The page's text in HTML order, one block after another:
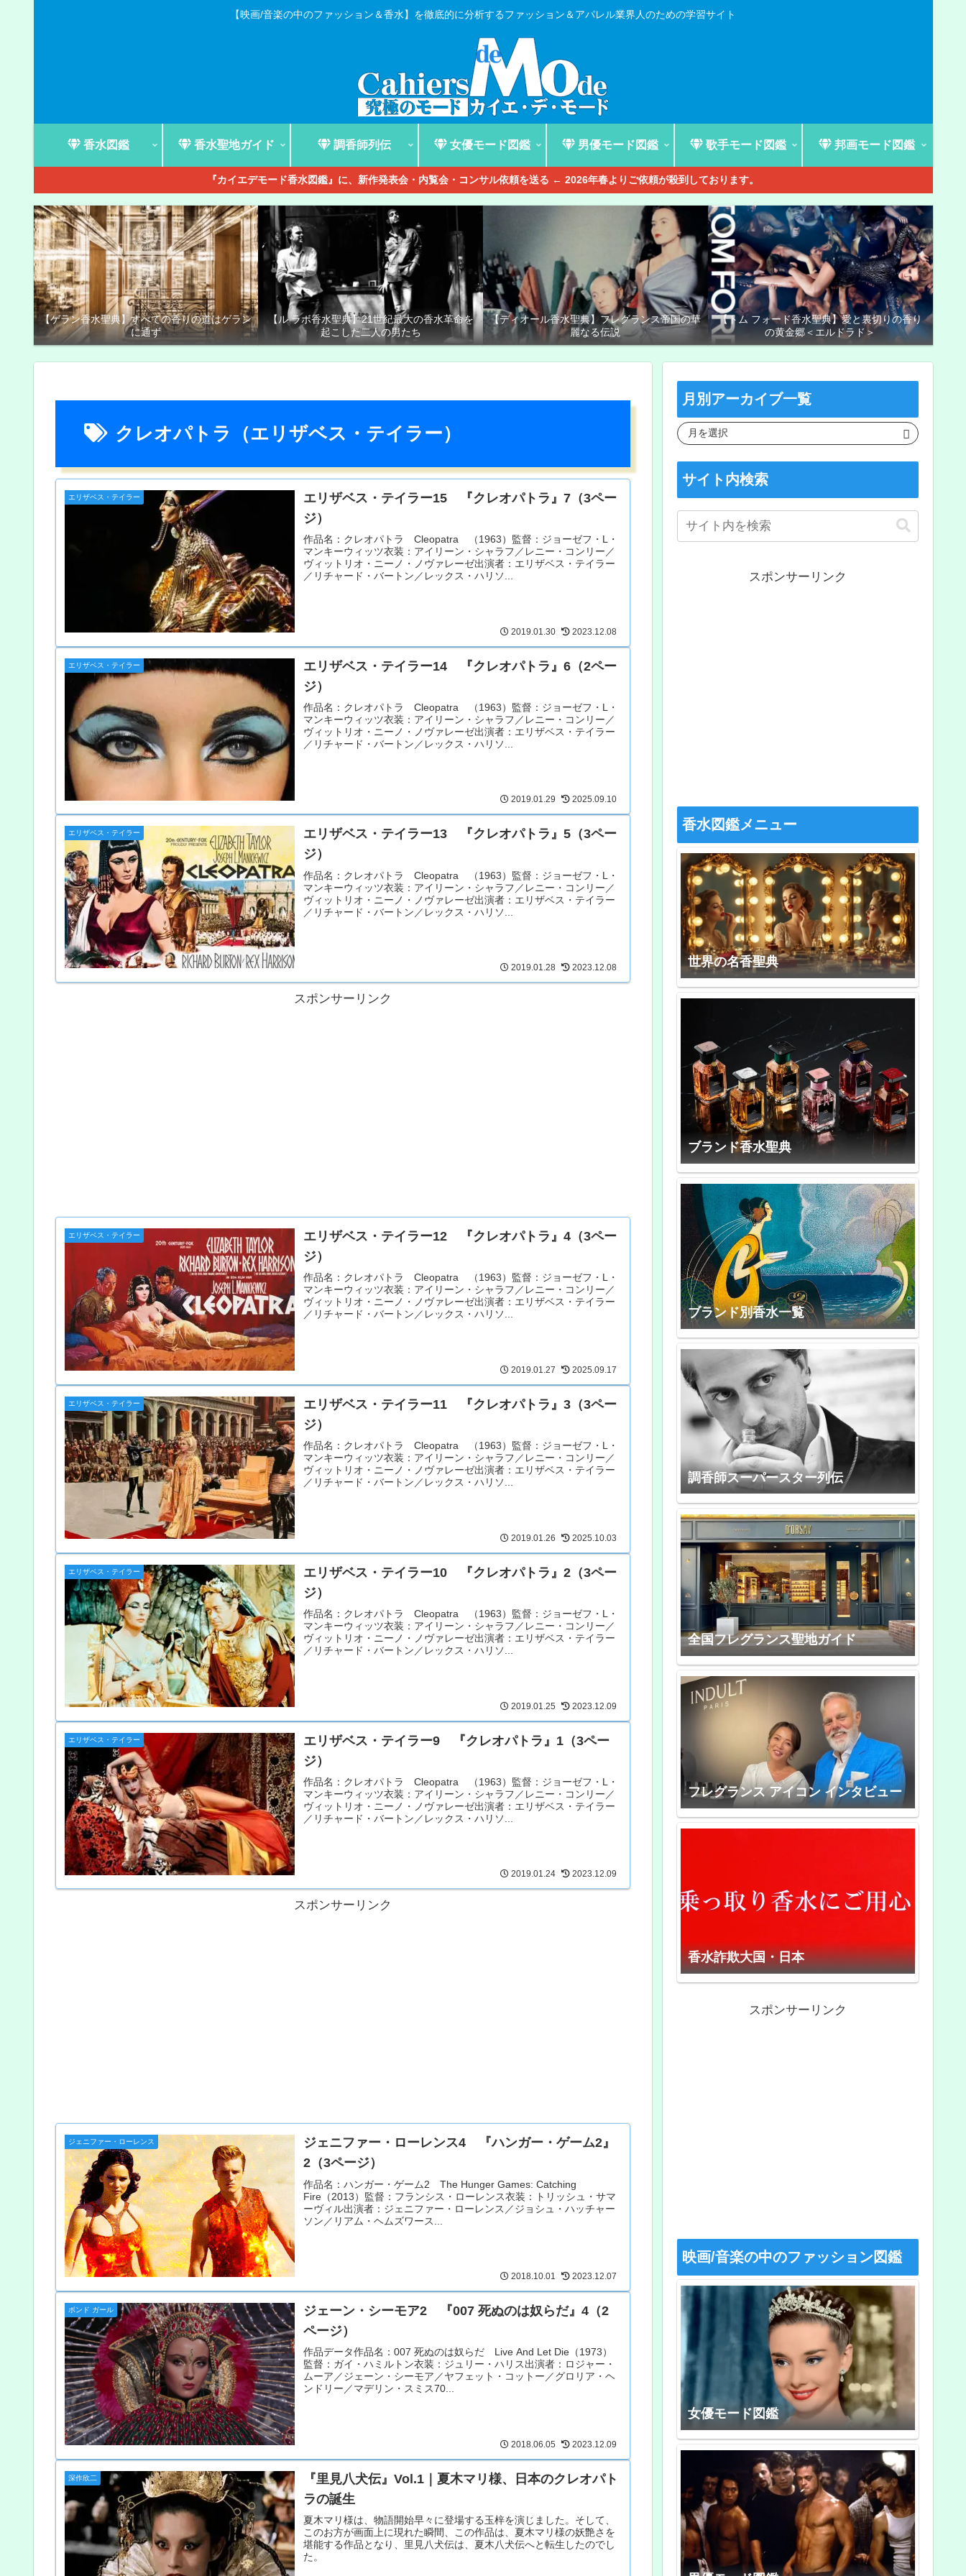
【映画/音楽の中のファッション＆香水】を徹底的に分析するファッション＆アパレル業界人のための学習サイト
香水図鑑 香水聖地ガイド 調香師列伝 女優モード図鑑 男優モード図鑑 歌手モード図鑑 邦画モード図鑑
『カイエデモード香水図鑑』に、新作発表会・内覧会・コンサル依頼を送る ← 2026年春よりご依頼が殺到しております。
【ゲラン香水聖典】すべての香りの道はゲラン
に通ず
【ル ラボ香水聖典】21世紀最大の香水革命を
起こした二人の男たち
【ディオール香水聖典】フレグランス帝国の華
麗なる伝説
【トム フォード香水聖典】愛と裏切りの香り
の黄金郷＜エルドラド＞
クレオパトラ（エリザベス・テイラー）
エリザベス・テイラー
エリザベス・テイラー15 『クレオパトラ』7（3ペー
ジ）
作品名：クレオパトラ Cleopatra （1963）監督：ジョーゼフ・L・
マンキーウィッツ衣装：アイリーン・シャラフ／レニー・コンリー／
ヴィットリオ・ニーノ・ノヴァレーゼ出演者：エリザベス・テイラー
／リチャード・バートン／レックス・ハリソ...
2019.01.30 2023.12.08
エリザベス・テイラー
エリザベス・テイラー14 『クレオパトラ』6（2ペー
ジ）
作品名：クレオパトラ Cleopatra （1963）監督：ジョーゼフ・L・
マンキーウィッツ衣装：アイリーン・シャラフ／レニー・コンリー／
ヴィットリオ・ニーノ・ノヴァレーゼ出演者：エリザベス・テイラー
／リチャード・バートン／レックス・ハリソ...
2019.01.29 2025.09.10
エリザベス・テイラー
エリザベス・テイラー13 『クレオパトラ』5（3ペー
ジ）
作品名：クレオパトラ Cleopatra （1963）監督：ジョーゼフ・L・
マンキーウィッツ衣装：アイリーン・シャラフ／レニー・コンリー／
ヴィットリオ・ニーノ・ノヴァレーゼ出演者：エリザベス・テイラー
／リチャード・バートン／レックス・ハリソ...
2019.01.28 2023.12.08
スポンサーリンク
エリザベス・テイラー
エリザベス・テイラー12 『クレオパトラ』4（3ペー
ジ）
作品名：クレオパトラ Cleopatra （1963）監督：ジョーゼフ・L・
マンキーウィッツ衣装：アイリーン・シャラフ／レニー・コンリー／
ヴィットリオ・ニーノ・ノヴァレーゼ出演者：エリザベス・テイラー
／リチャード・バートン／レックス・ハリソ...
2019.01.27 2025.09.17
エリザベス・テイラー
エリザベス・テイラー11 『クレオパトラ』3（3ペー
ジ）
作品名：クレオパトラ Cleopatra （1963）監督：ジョーゼフ・L・
マンキーウィッツ衣装：アイリーン・シャラフ／レニー・コンリー／
ヴィットリオ・ニーノ・ノヴァレーゼ出演者：エリザベス・テイラー
／リチャード・バートン／レックス・ハリソ...
2019.01.26 2025.10.03
エリザベス・テイラー
エリザベス・テイラー10 『クレオパトラ』2（3ペー
ジ）
作品名：クレオパトラ Cleopatra （1963）監督：ジョーゼフ・L・
マンキーウィッツ衣装：アイリーン・シャラフ／レニー・コンリー／
ヴィットリオ・ニーノ・ノヴァレーゼ出演者：エリザベス・テイラー
／リチャード・バートン／レックス・ハリソ...
2019.01.25 2023.12.09
エリザベス・テイラー
エリザベス・テイラー9 『クレオパトラ』1（3ペー
ジ）
作品名：クレオパトラ Cleopatra （1963）監督：ジョーゼフ・L・
マンキーウィッツ衣装：アイリーン・シャラフ／レニー・コンリー／
ヴィットリオ・ニーノ・ノヴァレーゼ出演者：エリザベス・テイラー
／リチャード・バートン／レックス・ハリソ...
2019.01.24 2023.12.09
スポンサーリンク
ジェニファー・ローレンス
ジェニファー・ローレンス4 『ハンガー・ゲーム2』
2（3ページ）
作品名：ハンガー・ゲーム2 The Hunger Games: Catching
Fire（2013）監督：フランシス・ローレンス衣装：トリッシュ・サマ
ーヴィル出演者：ジェニファー・ローレンス／ジョシュ・ハッチャー
ソン／リアム・ヘムズワース...
2018.10.01 2023.12.07
ボンド ガール
ジェーン・シーモア2 『007 死ぬのは奴らだ』4（2
ページ）
作品データ作品名：007 死ぬのは奴らだ Live And Let Die（1973）
監督：ガイ・ハミルトン衣装：ジュリー・ハリス出演者：ロジャー・
ムーア／ジェーン・シーモア／ヤフェット・コットー／グロリア・ヘ
ンドリー／マデリン・スミス70...
2018.06.05 2023.12.09
深作欣二
『里見八犬伝』Vol.1｜夏木マリ様、日本のクレオパト
ラの誕生
夏木マリ様は、物語開始早々に登場する玉梓を演じました。そして、
このお方が画面上に現れた瞬間、この作品は、夏木マリ様の妖艶さを
堪能する作品となり、里見八犬伝は、夏木八犬伝へと転生したのでし
た。
月別アーカイブ一覧
サイト内検索
スポンサーリンク
香水図鑑メニュー
世界の名香聖典
ブランド香水聖典
ブランド別香水一覧
調香師スーパースター列伝
全国フレグランス聖地ガイド
フレグランス アイコン インタビュー
香水詐欺大国・日本
スポンサーリンク
映画/音楽の中のファッション図鑑
女優モード図鑑